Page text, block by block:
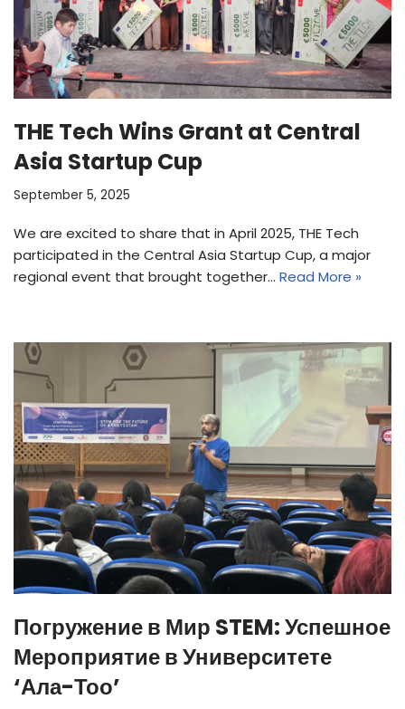
THE Tech Wins Grant at Central
Asia Startup Cup
September 5, 2025
We are excited to share that in April 2025, THE Tech
participated in the Central Asia Startup Cup, a major
regional event that brought together… Read More »
Погружение в Мир STEM: Успешное
Мероприятие в Университете
‘Ала-Тоо’